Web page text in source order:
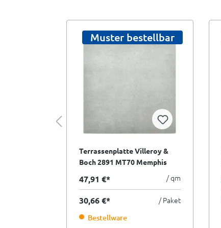
Muster bestellbar
Terrassenplatte Villeroy &
Boch 2891 MT70 Memphis
80x80 cm I.Sorte
47,91 €* / qm
30,66 €* / Paket
Bestellware